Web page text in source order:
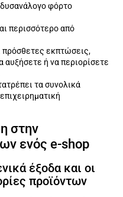
δυσανάλογο φόρτο
περισσότερο από
πρόσθετες εκπτώσεις,
αυξήσετε ή να περιορίσετε
τα συνολικά
στην
ενός e-shop
έξοδα και οι
προϊόντων